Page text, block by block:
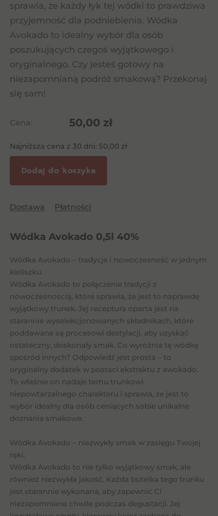
sprawia, że każdy łyk tej wódki to prawdziwa
przyjemność dla podniebienia. Wódka
Avokado to idealny wybór dla osób
poszukujących czegoś wyjątkowego i
oryginalnego. Czy jesteś gotowy na
niezapomnianą podróż smakową? Przekonaj
się sam!
Cena: 50,00 zł
Najniższa cena z 30 dni: 50,00 zł
Dodaj do koszyka
Dostawa Płatności
Wódka Avokado 0,5l 40%
Wódka Avokado – tradycja i nowoczesność w jednym
kieliszku.
Wódka Avokado to połączenie tradycji z
nowoczesnością, które sprawia, że jest to naprawdę
wyjątkowy trunek. Jej receptura oparta jest na
starannie wyselekcjonowanych składnikach, które
poddawane są procesowi destylacji, aby uzyskać
ostateczny, doskonały smak. Co wyróżnia tę wódkę
spośród innych? Odpowiedź jest prosta – to
oryginalny dodatek w postaci ekstraktu z awokado.
To właśnie on nadaje temu trunkowi
niepowtarzalnego charakteru i sprawia, że jest to
wybór idealny dla osób ceniących sobie unikalne
doznania smakowe.
Wódka Avokado – niezwykły smak w zasięgu Twojej
ręki.
Wódka Avokado to nie tylko wyjątkowy smak, ale
również niezwykła jakość. Każda butelka tego trunku
jest starannie wykonana, aby zapewnić Ci
niezapomniane chwile podczas degustacji. Jej